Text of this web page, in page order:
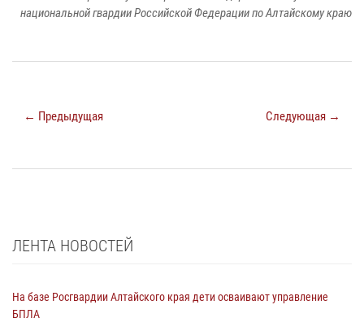
национальной гвардии Российской Федерации по Алтайскому краю
← Предыдущая Следующая →
ЛЕНТА НОВОСТЕЙ
На базе Росгвардии Алтайского края дети осваивают управление
БПЛА